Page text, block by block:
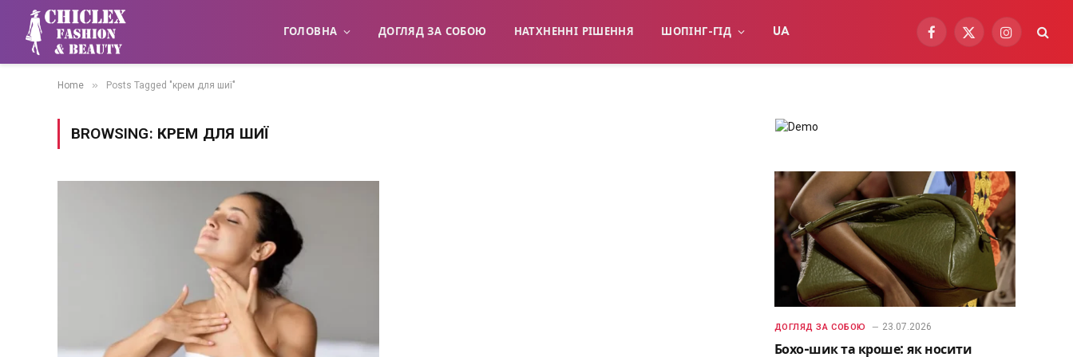
ГОЛОВНА ДОГЛЯД ЗА СОБОЮ НАТХНЕННІ РІШЕННЯ ШОПІНГ-ГІД UA
Facebook
X
Instagram
Home » Posts Tagged "крем для шиї"
BROWSING: КРЕМ ДЛЯ ШИЇ
ДОГЛЯД ЗА СОБОЮ 23.07.2026
Бохо-шик та кроше: як носити